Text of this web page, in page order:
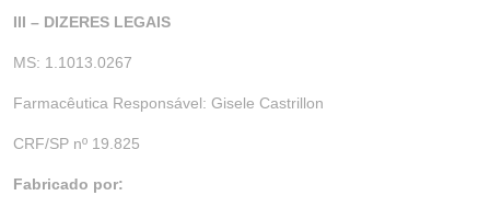
III – DIZERES LEGAIS
MS: 1.1013.0267
Farmacêutica Responsável: Gisele Castrillon
CRF/SP nº 19.825
Fabricado por: